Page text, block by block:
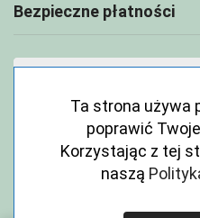
Bezpieczne płatności
Ta strona używa
poprawić
Korzystając z tej
naszą